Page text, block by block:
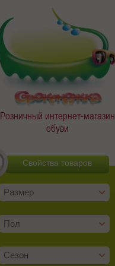
Розничный интернет-магазин
обуви
Размер
Пол
Сезон
Свойства товаров